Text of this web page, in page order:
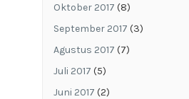
Oktober 2017 (8)
September 2017 (3)
Agustus 2017 (7)
Juli 2017 (5)
Juni 2017 (2)